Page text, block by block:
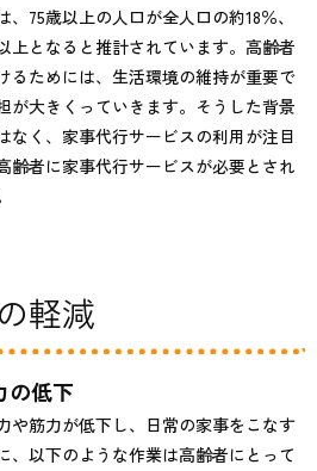
、75歳以上の人口が全人口の約18％、
上となると推計されています。高齢者
るためには、生活環境の維持が重要で
が大きくっていきます。そうした背景
なく、家事代行サービスの利用が注目
齢者に家事代行サービスが必要とされ
軽減
の低下
や筋力が低下し、日常の家事をこなす
、以下のような作業は高齢者にとって